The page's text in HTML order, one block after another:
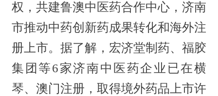
权，共建鲁澳中医药合作中心，济南
市推动中药创新药成果转化和海外注
册上市。据了解，宏济堂制药、福胶
集团等6家济南中医药企业已在横
琴、澳门注册，取得境外药品上市许